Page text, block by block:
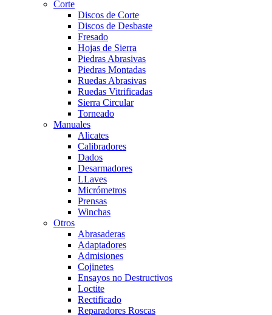
Corte
Discos de Corte
Discos de Desbaste
Fresado
Hojas de Sierra
Piedras Abrasivas
Piedras Montadas
Ruedas Abrasivas
Ruedas Vitrificadas
Sierra Circular
Torneado
Manuales
Alicates
Calibradores
Dados
Desarmadores
LLaves
Micrómetros
Prensas
Winchas
Otros
Abrasaderas
Adaptadores
Admisiones
Cojinetes
Ensayos no Destructivos
Loctite
Rectificado
Reparadores Roscas